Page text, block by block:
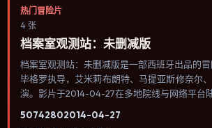
热门冒险片
4 张
档案室观测站：未删减版
档案室观测站：未删减版是一部西班牙出品的冒
毕格罗执导，艾米莉·布朗特、马提亚斯·修奈尔
演。影片于2014-04-27在多地院线与网络平台
50742802014-04-27